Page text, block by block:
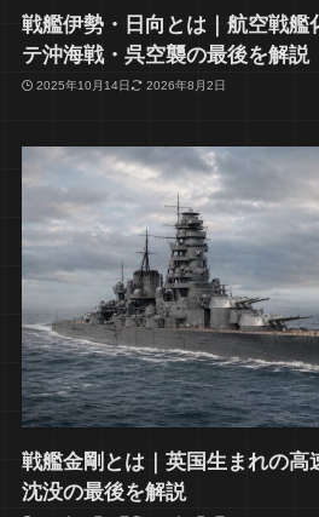
戦艦伊勢・日向とは｜航空戦艦
テ沖海戦・呉空襲の最後を解説
2025年10月14日 2026年8月2日
戦艦金剛とは｜英国生まれの高
沈没の最後を解説